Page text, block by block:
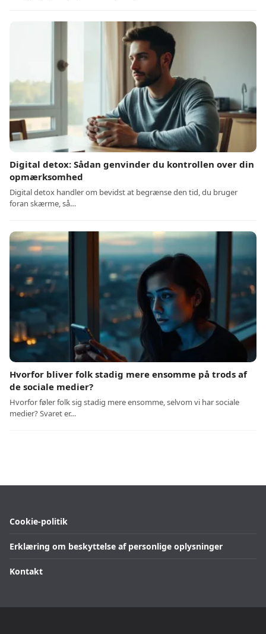
Digital detox: Sådan genvinder du kontrollen over din
opmærksomhed
Digital detox handler om bevidst at begrænse den tid, du bruger
foran skærme, så…
Hvorfor bliver folk stadig mere ensomme på trods af
de sociale medier?
Hvorfor føler folk sig stadig mere ensomme, selvom vi har sociale
medier? Svaret er…
Cookie-politik
Erklæring om beskyttelse af personlige oplysninger
Kontakt